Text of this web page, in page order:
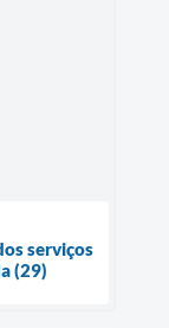
serviços
(29)